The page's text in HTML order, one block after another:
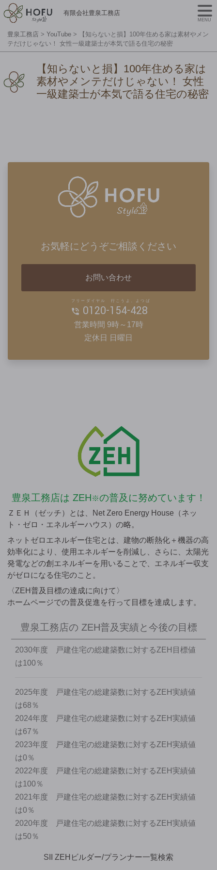
有限会社豊泉工務店
豊泉工務店 > YouTube >
【知らないと損】100年住める家は素材やメン
テだけじゃない！ 女性一級建築士が本気で語る住宅の秘密
【知らないと損】100年住める家は
素材やメンテだけじゃない！ 女性
一級建築士が本気で語る住宅の秘密
お気軽にどうぞご相談ください
お問い合わせ
0120-154-428
フリーダイヤル 行こうよ、よつば
営業時間 9時～17時
定休日 日曜日
豊泉工務店は ZEH※の普及に努めています！
ＺＥＨ（ゼッチ）とは、Net Zero Energy House（ネッ
ト・ゼロ・エネルギーハウス）の略。
ネットゼロエネルギー住宅とは、建物の断熱化＋機器の高
効率化により、使用エネルギーを削減し、さらに、太陽光
発電などの創エネルギーを用いることで、エネルギー収支
がゼロになる住宅のこと。
〈ZEH普及目標の達成に向けて〉
ホームページでの普及促進を行って目標を達成します。
豊泉工務店の ZEH普及実績と今後の目標
2030年度 戸建住宅の総建築数に対するZEH目標値
は100％
2025年度 戸建住宅の総建築数に対するZEH実績値
は68％
2024年度 戸建住宅の総建築数に対するZEH実績値
は67％
2023年度 戸建住宅の総建築数に対するZEH実績値
は0％
2022年度 戸建住宅の総建築数に対するZEH実績値
は100％
2021年度 戸建住宅の総建築数に対するZEH実績値
は0％
2020年度 戸建住宅の総建築数に対するZEH実績値
は50％
SII ZEHビルダー/プランナー一覧検索
MENU